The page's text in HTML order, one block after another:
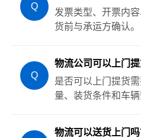
Q
发票类型、开票内
货前与承运方确认。
Q
物流公司可以上门提
是否可以上门提货
量、装货条件和车辆
物流可以送货上门吗